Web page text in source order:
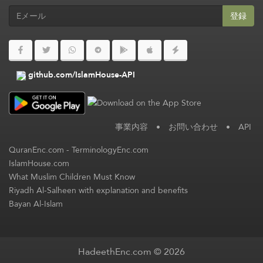
登録
github.com/IslamHouse-API
事業内容 • お問い合わせ • API
QuranEnc.com-TerminologyEnc.com
IslamHouse.com
What Muslim Children Must Know
Riyadh Al-Salheen with explanation and benefits
Bayan Al-Islam
HadeethEnc.com © 2026